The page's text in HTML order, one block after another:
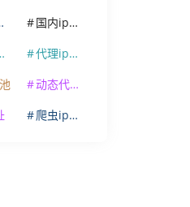
国内ip代理
代理ip软件
动态代理ip
爬虫ip代理